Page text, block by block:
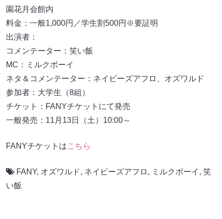
園花月会館内
料金：一般1,000円／学生割500円※要証明
出演者：
コメンテーター：笑い飯
MC：ミルクボーイ
ネタ＆コメンテーター：ネイビーズアフロ、オズワルド
参加者：大学生（8組）
チケット：FANYチケットにて発売
一般発売：11月13日（土）10:00～
FANYチケットはこちら
FANY, オズワルド, ネイビーズアフロ , ミルクボーイ , 笑
い飯